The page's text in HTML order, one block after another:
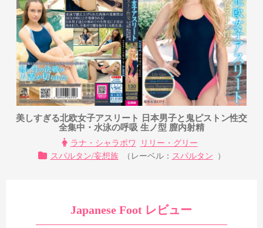
美しすぎる北欧女子アスリート 日本男子と鬼ピストン性交
全集中・水泳の呼吸 生ノ型 膣内射精
ラナ・シャラポワ
リリー・グリー
スパルタン/妄想族
（レーベル： スパルタン ）
Japanese Foot レビュー